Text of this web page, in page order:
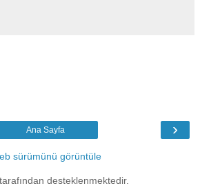
›
Ana Sayfa
sürümünü görüntüle
desteklenmektedir.